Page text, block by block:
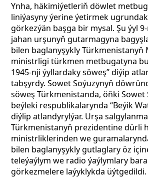
Ynha, häkimiýetleriň döwlet
liniýasyny ýerine ýetirmek
görkezýän başga bir mysal. Şu ýyl
jahan urşunyň gutarmagyna
bilen baglanyşykly Türkmenistanyň
ministrligi türkmen metbugatyna bu
1945-nji ýyllardaky söweş” diýip
tabşyrdy. Sowet Soýuzynyň
söweş Türkmenistanda, öňki Sowet
beýleki respublikalarynda “Beýik
diýlip atlandyrylýar. Urşa
Türkmenistanyň prezidentine dürli
ministrliklerinden we
bilen baglanyşykly gutlaglary öz
teleýaýlym we radio ýaýlymlary
görkezmelere laýyklykda üýtgedildi.